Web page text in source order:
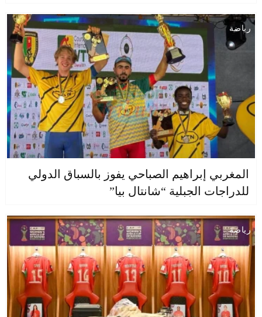
رياضة
المغربي إبراهيم الصباحي يفوز بالسباق الدولي
للدراجات الجبلية “شانتال بيا”
رياضة